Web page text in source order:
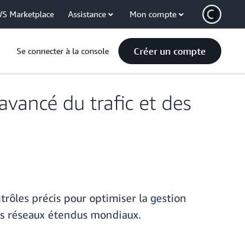
Marketplace Assistance Mon compte
Se connecter à la console Créer un compte
du trafic et des
précis pour optimiser la gestion
étendus mondiaux.